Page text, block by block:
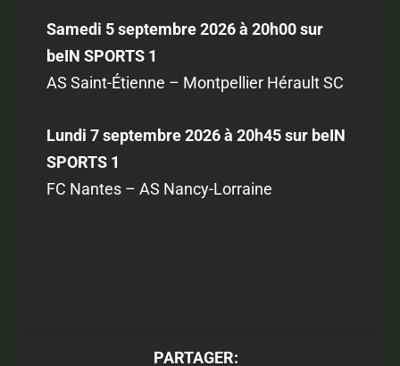
Samedi 5 septembre 2026 à 20h00 sur
beIN SPORTS 1
AS Saint-Étienne – Montpellier Hérault SC
Lundi 7 septembre 2026 à 20h45 sur beIN
SPORTS 1
FC Nantes – AS Nancy-Lorraine
PARTAGER: